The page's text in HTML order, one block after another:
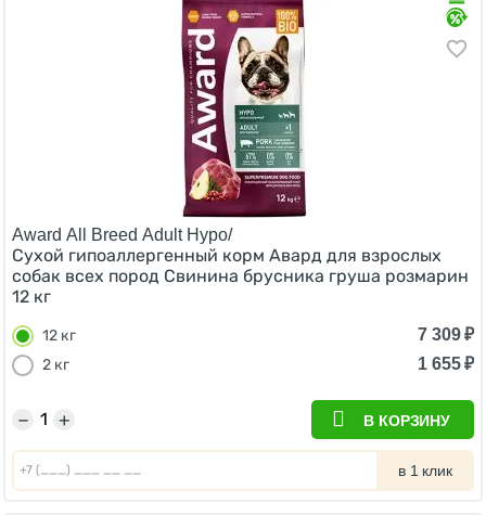
Award All Breed Adult Hypo/
Сухой гипоаллергенный корм Авард для взрослых
собак всех пород Свинина брусника груша розмарин
12 кг
12 кг 7 309₽
2 кг
1 655₽
+
− В КОРЗИНУ
в 1 клик